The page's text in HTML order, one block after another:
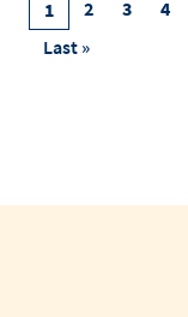
Current
Page
1 Page
2 Page
3 Page
4
Last
Last »